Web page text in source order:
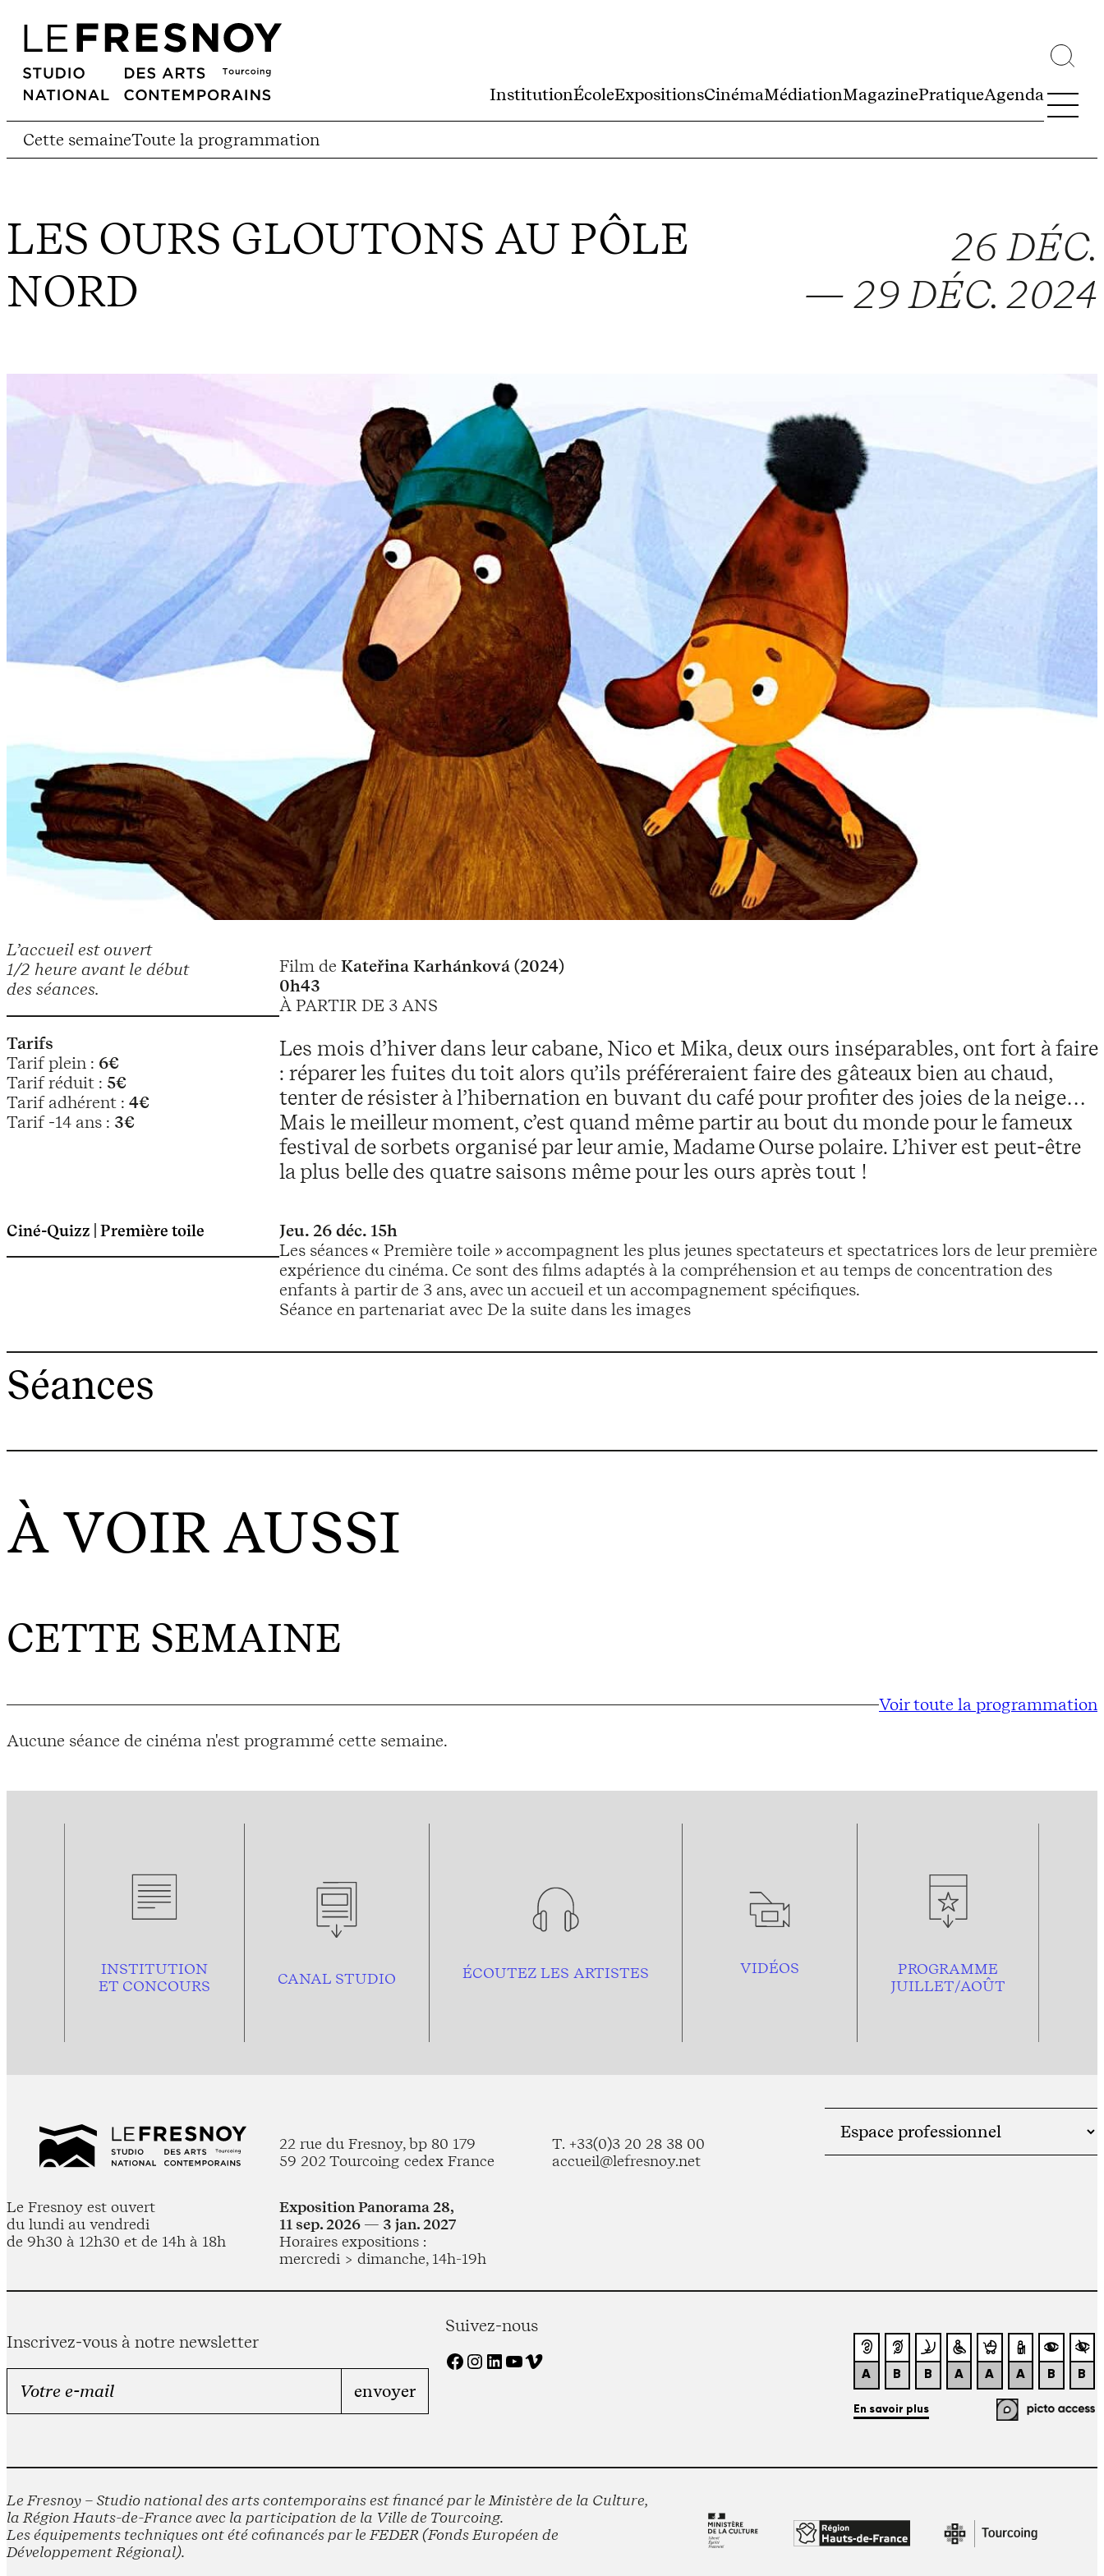
InstitutionÉcoleExpositionsCinémaMédiationMagazinePratiqueAgenda
Cette semaineToute la programmation
LES OURS GLOUTONS AU PÔLE
NORD
26 DÉC.
— 29 DÉC. 2024
L’accueil est ouvert
1/2 heure avant le début
des séances.
Tarifs
Tarif plein : 6€
Tarif réduit : 5€
Tarif adhérent : 4€
Tarif -14 ans : 3€
Film de Kateřina Karhánková (2024)
0h43
À PARTIR DE 3 ANS
Les mois d’hiver dans leur cabane, Nico et Mika, deux ours inséparables, ont fort à faire
: réparer les fuites du toit alors qu’ils préféreraient faire des gâteaux bien au chaud,
tenter de résister à l’hibernation en buvant du café pour profiter des joies de la neige…
Mais le meilleur moment, c’est quand même partir au bout du monde pour le fameux
festival de sorbets organisé par leur amie, Madame Ourse polaire. L’hiver est peut-être
la plus belle des quatre saisons même pour les ours après tout !
Ciné-Quizz | Première toile
Jeu. 26 déc. 15h
Les séances « Première toile » accompagnent les plus jeunes spectateurs et spectatrices lors de leur première
expérience du cinéma. Ce sont des films adaptés à la compréhension et au temps de concentration des
enfants à partir de 3 ans, avec un accueil et un accompagnement spécifiques.
Séance en partenariat avec De la suite dans les images
Séances
À VOIR AUSSI
CETTE SEMAINE
Voir toute la programmation
Aucune séance de cinéma n'est programmé cette semaine.
INSTITUTION
ET CONCOURS
CANAL STUDIO ÉCOUTEZ LES ARTISTES VIDÉOS
PROGRAMME
JUILLET/AOÛT
22 rue du Fresnoy, bp 80 179
59 202 Tourcoing cedex France
T. +33(0)3 20 28 38 00
accueil@lefresnoy.net
Le Fresnoy est ouvert
du lundi au vendredi
de 9h30 à 12h30 et de 14h à 18h
Exposition Panorama 28,
11 sep. 2026 — 3 jan. 2027
Horaires expositions :
mercredi > dimanche, 14h-19h
Inscrivez-vous à notre newsletter
Suivez-nous
Facebook Instagram LinkedIn YouTube Vimeo
Le Fresnoy – Studio national des arts contemporains est financé par le Ministère de la Culture,
la Région Hauts-de-France avec la participation de la Ville de Tourcoing.
Les équipements techniques ont été cofinancés par le FEDER (Fonds Européen de
Développement Régional).